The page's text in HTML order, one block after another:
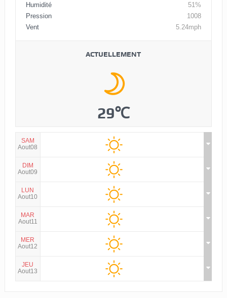
Humidité
51%
Pression
1008
Vent
5.24mph
ACTUELLEMENT
29℃
SAM
Aout08
DIM
Aout09
LUN
Aout10
MAR
Aout11
MER
Aout12
JEU
Aout13